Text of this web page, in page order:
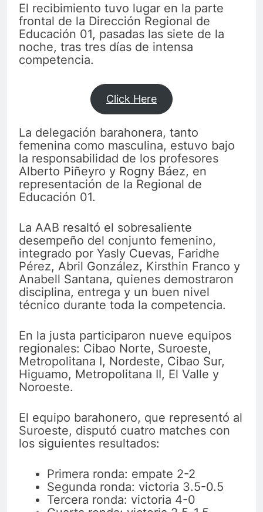
El recibimiento tuvo lugar en la parte
frontal de la Dirección Regional de
Educación 01, pasadas las siete de la
noche, tras tres días de intensa
competencia.
Click Here
La delegación barahonera, tanto
femenina como masculina, estuvo bajo
la responsabilidad de los profesores
Alberto Piñeyro y Rogny Báez, en
representación de la Regional de
Educación 01.
La AAB resaltó el sobresaliente
desempeño del conjunto femenino,
integrado por Yasly Cuevas, Faridhe
Pérez, Abril González, Kirsthin Franco y
Anabell Santana, quienes demostraron
disciplina, entrega y un buen nivel
técnico durante toda la competencia.
En la justa participaron nueve equipos
regionales: Cibao Norte, Suroeste,
Metropolitana I, Nordeste, Cibao Sur,
Higuamo, Metropolitana II, El Valle y
Noroeste.
El equipo barahonero, que representó al
Suroeste, disputó cuatro matches con
los siguientes resultados:
Primera ronda: empate 2-2
Segunda ronda: victoria 3.5-0.5
Tercera ronda: victoria 4-0